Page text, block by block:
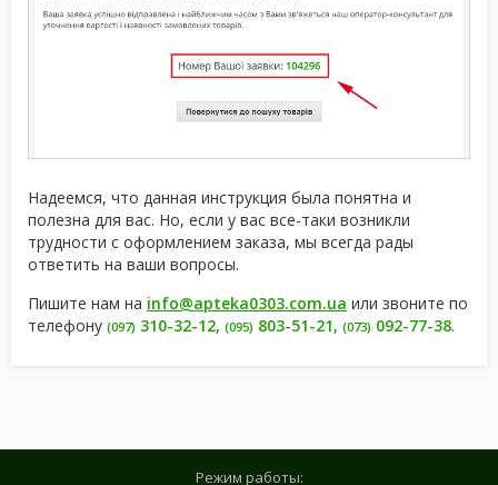
Надеемся, что данная инструкция была понятна и
полезна для вас. Но, если у вас все-таки возникли
трудности c оформлением заказа, мы всегда рады
ответить на ваши вопросы.
Пишите нам на info@apteka0303.com.ua или звоните по
телефону (097) 310-32-12, (095) 803-51-21, (073) 092-77-38.
Режим работы: